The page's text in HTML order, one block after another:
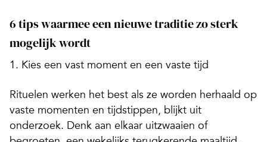
6 tips waarmee een nieuwe traditie zo sterk
mogelijk wordt
1. Kies een vast moment en een vaste tijd
Rituelen werken het best als ze worden herhaald op
vaste momenten en tijdstippen, blijkt uit
onderzoek. Denk aan elkaar uitzwaaien of